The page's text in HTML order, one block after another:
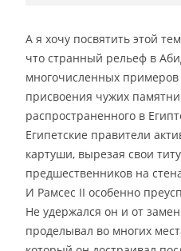
А я хочу посвятить этой
что странный рельеф в
многочисленных примеров
присвоения чужих
распространенного в
Египетские правители
картуши, вырезая свои
предшественников на
И Рамсес II особенно
Не удержался он и от
проделывал во многих